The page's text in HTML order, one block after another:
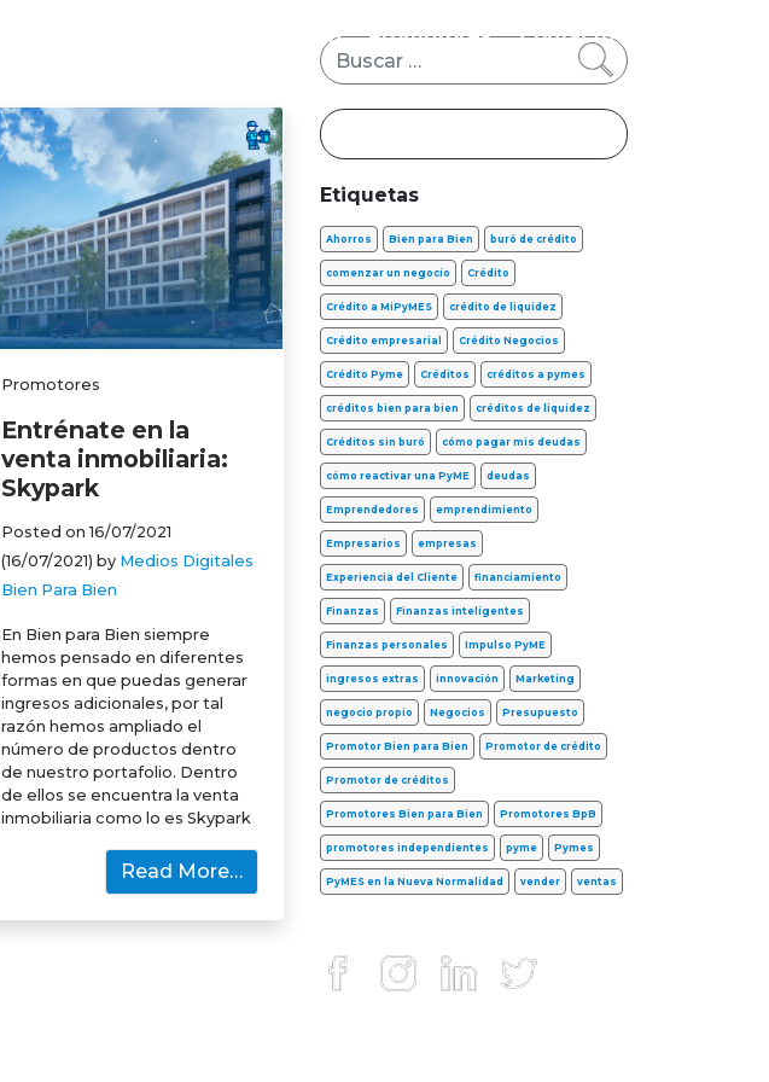
FinTech Promotores Contacto
Promotores
Entrénate en la
venta inmobiliaria:
Skypark
Posted on16/07/2021
(16/07/2021) byMedios Digitales
Bien Para Bien
En Bien para Bien siempre
hemos pensado en diferentes
formas en que puedas generar
ingresos adicionales, por tal
razón hemos ampliado el
número de productos dentro
de nuestro portafolio. Dentro
de ellos se encuentra la venta
inmobiliaria como lo es Skypark
Read More…
Buscar
Etiquetas
Ahorros Bien para Bien buró de crédito
comenzar un negocio Crédito
Crédito a MiPyMES crédito de liquidez
Crédito empresarial Crédito Negocios
Crédito Pyme Créditos créditos a pymes
créditos bien para bien créditos de liquidez
Créditos sin buró cómo pagar mis deudas
cómo reactivar una PyME deudas
Emprendedores emprendimiento
Empresarios empresas
Experiencia del Cliente financiamiento
Finanzas Finanzas inteligentes
Finanzas personales Impulso PyME
ingresos extras innovación Marketing
negocio propio Negocios Presupuesto
Promotor Bien para Bien Promotor de crédito
Promotor de créditos
Promotores Bien para Bien Promotores BpB
promotores independientes pyme Pymes
PyMES en la Nueva Normalidad vender ventas